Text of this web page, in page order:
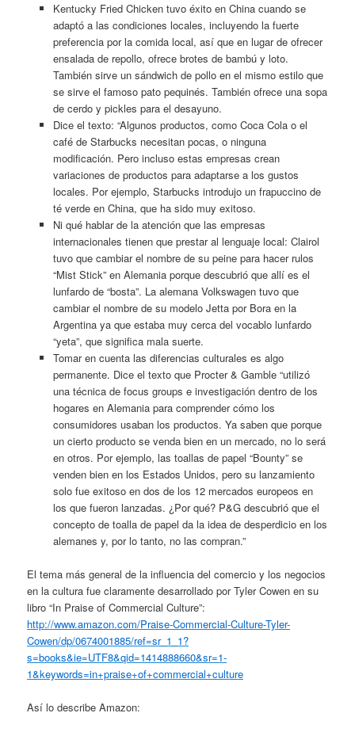
Kentucky Fried Chicken tuvo éxito en China cuando se
adaptó a las condiciones locales, incluyendo la fuerte
preferencia por la comida local, así que en lugar de ofrecer
ensalada de repollo, ofrece brotes de bambú y loto.
También sirve un sándwich de pollo en el mismo estilo que
se sirve el famoso pato pequinés. También ofrece una sopa
de cerdo y pickles para el desayuno.
Dice el texto: “Algunos productos, como Coca Cola o el
café de Starbucks necesitan pocas, o ninguna
modificación. Pero incluso estas empresas crean
variaciones de productos para adaptarse a los gustos
locales. Por ejemplo, Starbucks introdujo un frapuccino de
té verde en China, que ha sido muy exitoso.
Ni qué hablar de la atención que las empresas
internacionales tienen que prestar al lenguaje local: Clairol
tuvo que cambiar el nombre de su peine para hacer rulos
“Mist Stick” en Alemania porque descubrió que allí es el
lunfardo de “bosta”. La alemana Volkswagen tuvo que
cambiar el nombre de su modelo Jetta por Bora en la
Argentina ya que estaba muy cerca del vocablo lunfardo
“yeta”, que significa mala suerte.
Tomar en cuenta las diferencias culturales es algo
permanente. Dice el texto que Procter & Gamble “utilizó
una técnica de focus groups e investigación dentro de los
hogares en Alemania para comprender cómo los
consumidores usaban los productos. Ya saben que porque
un cierto producto se venda bien en un mercado, no lo será
en otros. Por ejemplo, las toallas de papel “Bounty” se
venden bien en los Estados Unidos, pero su lanzamiento
solo fue exitoso en dos de los 12 mercados europeos en
los que fueron lanzadas. ¿Por qué? P&G descubrió que el
concepto de toalla de papel da la idea de desperdicio en los
alemanes y, por lo tanto, no las compran.”
El tema más general de la influencia del comercio y los negocios
en la cultura fue claramente desarrollado por Tyler Cowen en su
libro “In Praise of Commercial Culture”:
http://www.amazon.com/Praise-Commercial-Culture-Tyler-
Cowen/dp/0674001885/ref=sr_1_1?
s=books&ie=UTF8&qid=1414888660&sr=1-
1&keywords=in+praise+of+commercial+culture
Así lo describe Amazon: